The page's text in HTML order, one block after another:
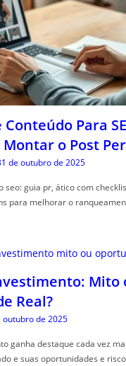
Para
Montar o Post
de outubro de 2025
seo: guia pr, ático com
para melhorar o
Mito
Real?
outubro de 2025
ganha destaque cada vez
e suas oportunidades e